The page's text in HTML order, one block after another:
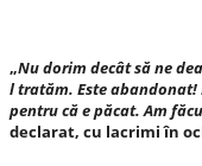
„Nu dorim decât să ne
l tratăm. Este abandonat!
pentru că e păcat. Am
declarat, cu lacrimi în